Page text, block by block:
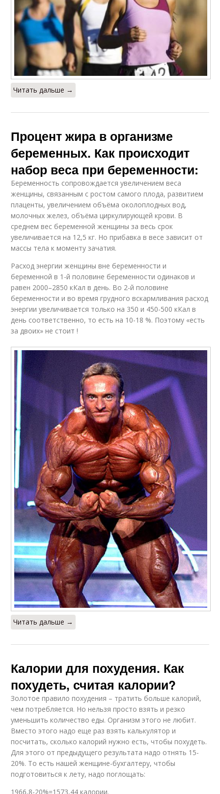
Читать дальше →
Процент жира в организме
беременных. Как происходит
набор веса при беременности:
Беременность сопровождается увеличением веса
женщины, связанным с ростом самого плода, развитием
плаценты, увеличением объёма околоплодных вод,
молочных желез, объёма циркулирующей крови. В
среднем вес беременной женщины за весь срок
увеличивается на 12,5 кг. Но прибавка в весе зависит от
массы тела к моменту зачатия.
Расход энергии женщины вне беременности и
беременной в 1-й половине беременности одинаков и
равен 2000–2850 кКал в день. Во 2-й половине
беременности и во время грудного вскармливания расход
энергии увеличивается только на 350 и 450-500 кКал в
день соответственно, то есть на 10-18 %. Поэтому «есть
за двоих» не стоит !
Читать дальше →
Калории для похудения. Как
похудеть, считая калории?
Золотое правило похудения – тратить больше калорий,
чем потребляется. Но нельзя просто взять и резко
уменьшить количество еды. Организм этого не любит.
Вместо этого надо еще раз взять калькулятор и
посчитать, сколько калорий нужно есть, чтобы похудеть.
Для этого от предыдущего результата надо отнять 15-
20%. То есть нашей женщине-бухгалтеру, чтобы
подготовиться к лету, надо поглощать:
1966,8-20%=1573,44 калории.